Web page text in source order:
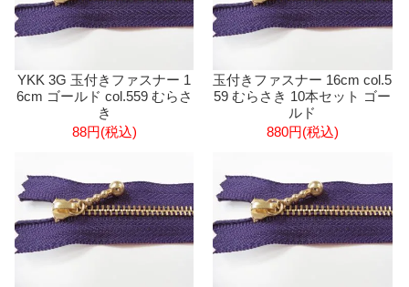
YKK 3G 玉付きファスナー 1
6cm ゴールド col.559 むらさ
き
88円(税込)
玉付きファスナー 16cm col.5
59 むらさき 10本セット ゴー
ルド
880円(税込)